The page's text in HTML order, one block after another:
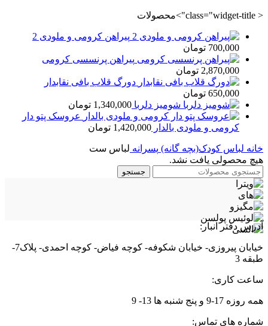
< class="widget-title">محصولات
پیراهن کرومی و ملودی 2
700,000 تومان
پیراهن پرنسسی کرومی
2,870,000 تومان
دورگ قلاب بافی نقابدار
650,000 تومان
شومیز دلربا 1,340,000 تومان
عروسک پتو دار
کرومی و ملودی بالدار 1,420,000 تومان
خانه لباس کودک(بچه گانه) پسرانه لباس ست
هیچ محصولی یافت نشد.
جستجو
آدرس دفتر انبار:
خیابان پیروزی- خیابان شکوفه- کوچه فیاض- کوچه احمدی- پلاک7-
طبقه 3
ساعت کاری:
همه روزه 17-9 و پنج شنبه ها 13- 9
شماره های تماس: